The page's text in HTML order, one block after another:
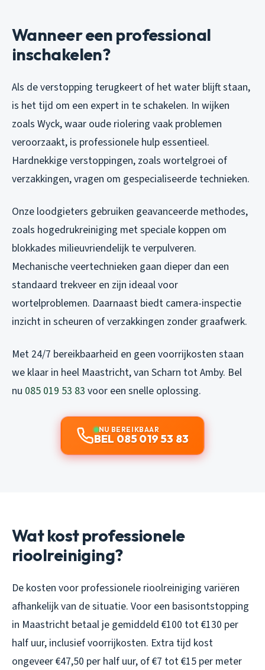
Wanneer een professional
inschakelen?
Als de verstopping terugkeert of het water blijft staan,
is het tijd om een expert in te schakelen. In wijken
zoals Wyck, waar oude riolering vaak problemen
veroorzaakt, is professionele hulp essentieel.
Hardnekkige verstoppingen, zoals wortelgroei of
verzakkingen, vragen om gespecialiseerde technieken.
Onze loodgieters gebruiken geavanceerde methodes,
zoals hogedrukreiniging met speciale koppen om
blokkades milieuvriendelijk te verpulveren.
Mechanische veertechnieken gaan dieper dan een
standaard trekveer en zijn ideaal voor
wortelproblemen. Daarnaast biedt camera-inspectie
inzicht in scheuren of verzakkingen zonder graafwerk.
Met 24/7 bereikbaarheid en geen voorrijkosten staan
we klaar in heel Maastricht, van Scharn tot Amby. Bel
nu 085 019 53 83 voor een snelle oplossing.
NU BEREIKBAAR
BEL 085 019 53 83
Wat kost professionele
rioolreiniging?
De kosten voor professionele rioolreiniging variëren
afhankelijk van de situatie. Voor een basisontstopping
in Maastricht betaal je gemiddeld €100 tot €130 per
half uur, inclusief voorrijkosten. Extra tijd kost
ongeveer €47,50 per half uur, of €7 tot €15 per meter